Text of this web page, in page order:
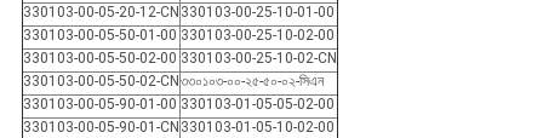
330103-00-05-20-12-CN 330103-00-25-10-01-00
330103-00-05-50-01-00 330103-00-25-10-02-00
330103-00-05-50-02-00 330103-00-25-10-02-CN
330103-00-05-50-02-CN ৩৩০১০৩-০০-২৫-৫০-০২-সিএন
330103-00-05-90-01-00 330103-01-05-05-02-00
330103-00-05-90-01-CN 330103-01-05-10-02-00